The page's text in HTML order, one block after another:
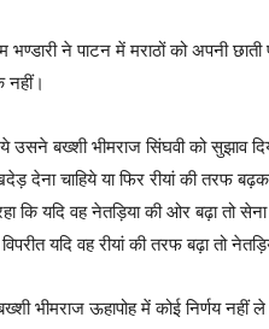
भण्डारी ने पाटन में मराठों को अपनी
नहीं।
उसने बख्शी भीमराज सिंघवी को सुझाव
देना चाहिये या फिर रीयां की तरफ
कि यदि वह नेतड़िया की ओर बढ़ा तो
यदि वह रीयां की तरफ बढ़ा तो
भीमराज ऊहापोह में कोई निर्णय